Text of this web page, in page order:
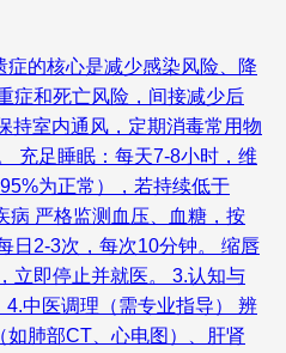
的核心是减少感染风险、降
症和死亡风险，间接减少后
持室内通风，定期消毒常用物
充足睡眠：每天7-8小时，维
为正常），若持续低于
病 严格监测血压、血糖，按
日2-3次，每次10分钟。 缩唇
立即停止并就医。 3.认知与
中医调理（需专业指导） 辨
肺部CT、心电图）、肝肾